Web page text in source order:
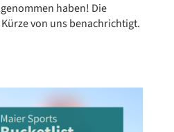
haben! Die
von uns benachrichtigt.